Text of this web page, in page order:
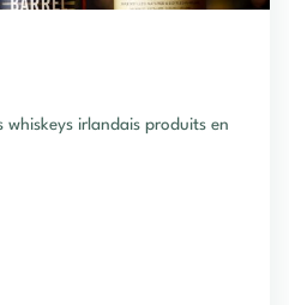
irlandais produits en